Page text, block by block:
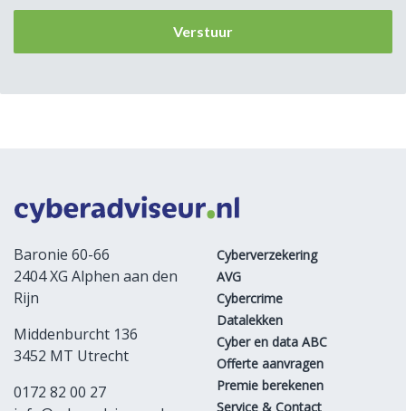
Baronie 60-66
2404 XG Alphen aan den
Rijn
Middenburcht 136
3452 MT Utrecht
0172 82 00 27
Cyberverzekering
AVG
Cybercrime
Datalekken
Cyber en data ABC
Offerte aanvragen
Premie berekenen
Service & Contact